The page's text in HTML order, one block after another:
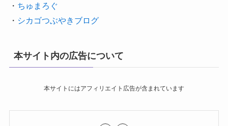
・ ちゅまろぐ
・ シカゴつぶやきブログ
本サイト内の広告について
本サイトにはアフィリエイト広告が含まれています